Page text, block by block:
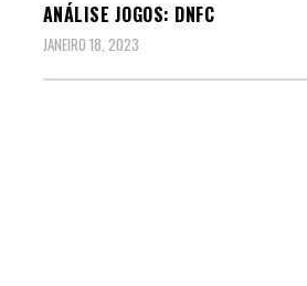
ANÁLISE JOGOS: DNFC
JANEIRO 18, 2023